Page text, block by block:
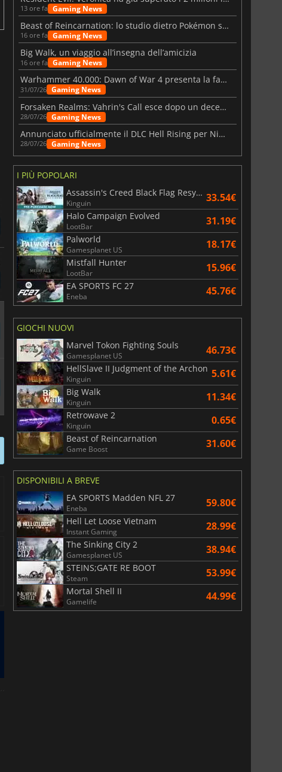
13 ore fa Gaming News
Beast of Reincarnation: lo studio dietro Pokémon su una nuova strada
16 ore fa Gaming News
Big Walk, un viaggio all’insegna dell’amicizia
16 ore fa Gaming News
Warhammer 40.000: Dawn of War 4 presenta la fazione dei Necron
31/07/26 Gaming News
Forsaken Realms: Vahrin's Call esce dopo un decennio di sviluppo
28/07/26 Gaming News
Annunciato ufficialmente il DLC Hell Rising per Nioh 3
28/07/26 Gaming News
I PIÙ POPOLARI
Assassin's Creed Black Flag Resynced
Kinguin 33.54€
Halo Campaign Evolved
LootBar 31.19€
Palworld
Gamesplanet US 18.17€
Mistfall Hunter
LootBar 15.96€
EA SPORTS FC 27
Eneba 45.76€
GIOCHI NUOVI
Marvel Tokon Fighting Souls
Gamesplanet US 46.73€
HellSlave II Judgment of the Archon
Kinguin 5.61€
Big Walk
Kinguin 11.34€
Retrowave 2
Kinguin 0.65€
Beast of Reincarnation
Game Boost 31.60€
DISPONIBILI A BREVE
EA SPORTS Madden NFL 27
Eneba 59.80€
Hell Let Loose Vietnam
Instant Gaming 28.99€
The Sinking City 2
Gamesplanet US 38.94€
STEINS;GATE RE BOOT
Steam 53.99€
Mortal Shell II
Gamelife 44.99€